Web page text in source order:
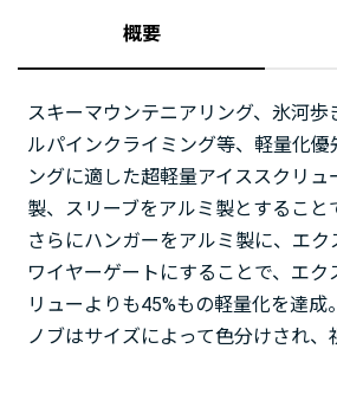
概要
スキーマウンテニアリング、氷河歩
ルパインクライミング等、軽量化優
ングに適した超軽量アイススクリュ
製、スリーブをアルミ製とすること
さらにハンガーをアルミ製に、エク
ワイヤーゲートにすることで、エク
リューよりも45%もの軽量化を達成
ノブはサイズによって色分けされ、